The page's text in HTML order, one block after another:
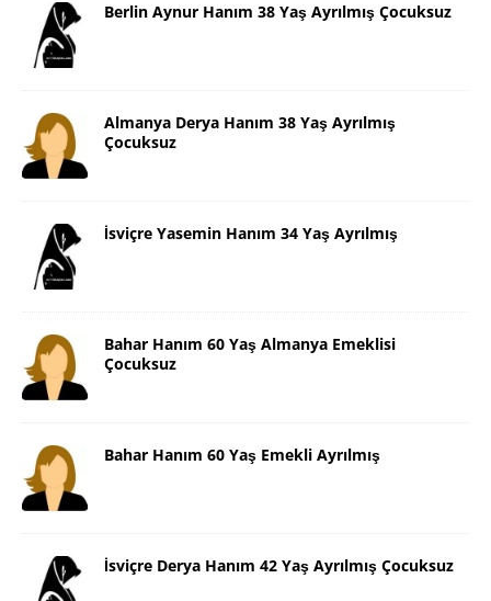
Berlin Aynur Hanım 38 Yaş Ayrılmış Çocuksuz
Almanya Derya Hanım 38 Yaş Ayrılmış
Çocuksuz
İsviçre Yasemin Hanım 34 Yaş Ayrılmış
Bahar Hanım 60 Yaş Almanya Emeklisi
Çocuksuz
Bahar Hanım 60 Yaş Emekli Ayrılmış
İsviçre Derya Hanım 42 Yaş Ayrılmış Çocuksuz